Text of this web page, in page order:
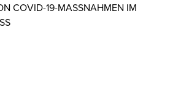
COVID-19-MASSNAHMEN IM J